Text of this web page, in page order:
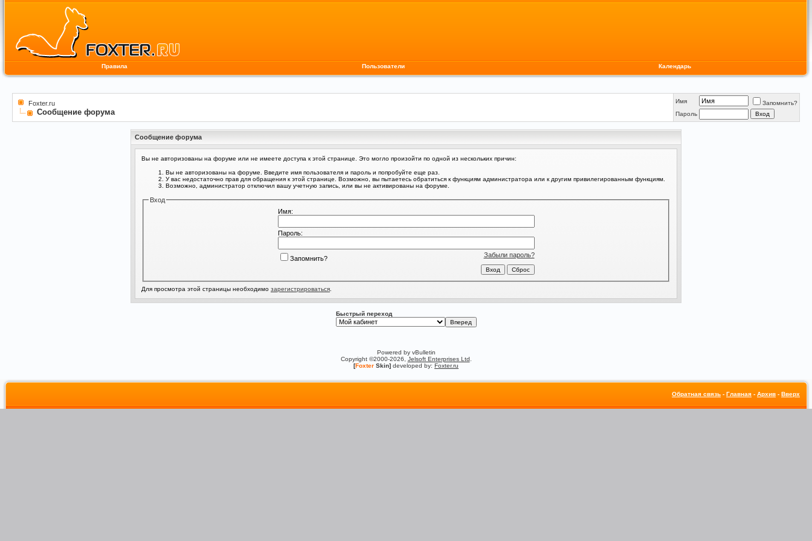
Правила Пользователи Календарь
Foxter.ru
Сообщение форума
Имя
Запомнить?
Пароль
Сообщение форума
Вы не авторизованы на форуме или не имеете доступа к этой странице. Это могло произойти по одной из нескольких причин:
Вы не авторизованы на форуме. Введите имя пользователя и пароль и попробуйте еще раз.
У вас недостаточно прав для обращения к этой странице. Возможно, вы пытаетесь обратиться к функциям администратора или к другим привилегированным функциям.
Возможно, администратор отключил вашу учетную запись, или вы не активированы на форуме.
Вход
Имя:
Пароль:
Забыли пароль?
Запомнить?
Для просмотра этой страницы необходимо зарегистрироваться
Быстрый переход
Powered by vBulletin
Copyright ©2000-2026, Jelsoft Enterprises Ltd
[Foxter Skin] developed by: Foxter.ru
Обратная связь - Главная - Архив - Вверх